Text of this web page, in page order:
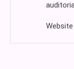
Website